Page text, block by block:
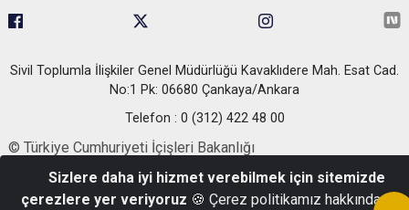
Sivil Toplumla İlişkiler Genel Müdürlüğü Kavaklıdere Mah. Esat Cad.
No:1 Pk: 06680 Çankaya/Ankara
Telefon : 0 (312) 422 48 00
© Türkiye Cumhuriyeti İçişleri Bakanlığı
Sizlere daha iyi hizmet verebilmek için sitemizde
çerezlere yer veriyoruz 🍪 Çerez politikamız hakkında